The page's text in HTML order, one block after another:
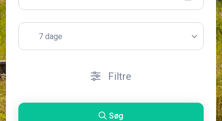
7 dage
Filtre
Søg